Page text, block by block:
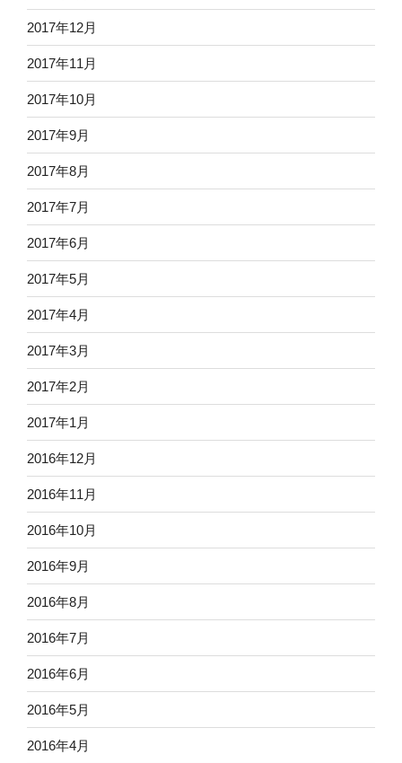
2017年12月
2017年11月
2017年10月
2017年9月
2017年8月
2017年7月
2017年6月
2017年5月
2017年4月
2017年3月
2017年2月
2017年1月
2016年12月
2016年11月
2016年10月
2016年9月
2016年8月
2016年7月
2016年6月
2016年5月
2016年4月